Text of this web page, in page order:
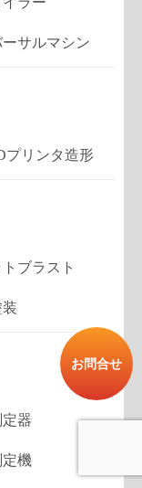
サルマシン
プリンタ造形
ブラスト
器
定機
お問合せ